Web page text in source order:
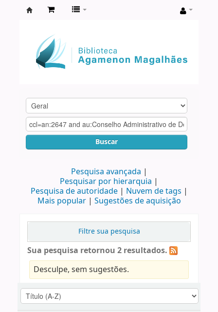
Agamenon
Magalhães
Buscar
Pesquisa avançada
Pesquisar por hierarquia
Pesquisa de autoridade
Nuvem de tags
Mais popular
Sugestões de aquisição
Filtre sua pesquisa
Sua pesquisa retornou 2 resultados.
Desculpe, sem sugestões.